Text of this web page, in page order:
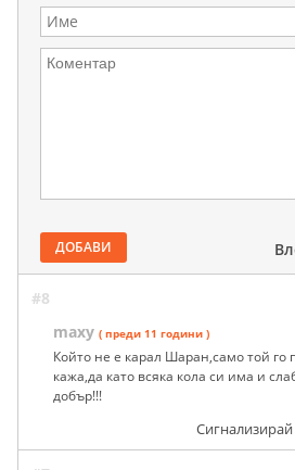
ДОБАВИ
#8
maxy ( преди 11 години )
Който не е карал Шаран,само той го
кажа,да като всяка кола си има и
добър!!!